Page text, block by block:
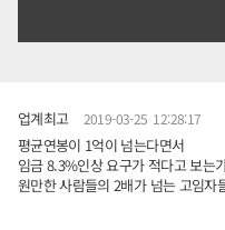
업계최고 2019-03-25 12:28:17
평균연봉이 1억이 넘는다면서
임금 8.3%인상 요구가 적다고 보는
원만한 사람들의 2배가 넘는 고임자